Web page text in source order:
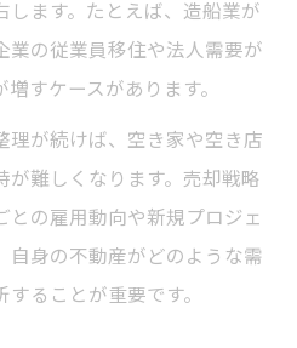
ます。たとえば、造船業が
業の従業員移住や法人需要が
すケースがあります。
理が続けば、空き家や空き店
難しくなります。売却戦略
の雇用動向や新規プロジェ
自身の不動産がどのような需
ることが重要です。